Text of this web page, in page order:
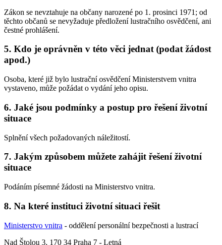
Zákon se nevztahuje na občany narozené po 1. prosinci 1971; od
těchto občanů se nevyžaduje předložení lustračního osvědčení, ani
čestné prohlášení.
5. Kdo je oprávněn v této věci jednat (podat žádost
apod.)
Osoba, které již bylo lustrační osvědčení Ministerstvem vnitra
vystaveno, může požádat o vydání jeho opisu.
6. Jaké jsou podmínky a postup pro řešení životní
situace
Splnění všech požadovaných náležitostí.
7. Jakým způsobem můžete zahájit řešení životní
situace
Podáním písemné žádosti na Ministerstvo vnitra.
8. Na které instituci životní situaci řešit
Ministerstvo vnitra - oddělení personální bezpečnosti a lustrací
Nad Štolou 3, 170 34 Praha 7 - Letná